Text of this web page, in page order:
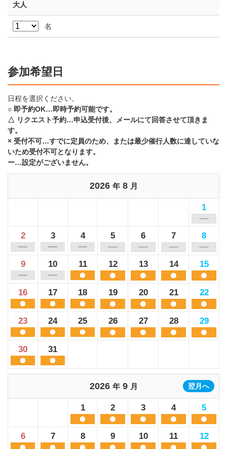
大人
名
参加希望日
日程を選択ください。
○ 即予約OK…即時予約可能です。
△ リクエスト予約…申込受付後、メールにて回答させて頂きま
す。
× 受付不可…すでに定員のため、または最少催行人数に達していな
いため受付不可となります。
ー…設定がございません。
2026 年8 月
1
2 3 4 5 6 7 8
9 10 11 12 13 14 15
16 17 18 19 20 21 22
23 24 25 26 27 28 29
30 31
2026 年9 月 翌月へ
1 2 3 4 5
6 7 8 9 10 11 12